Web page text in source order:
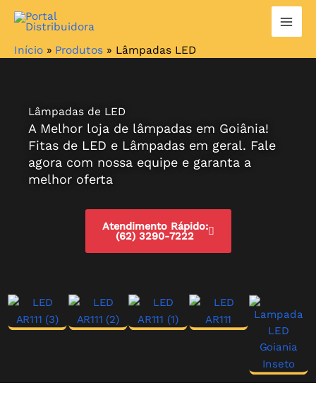
para
conteúdo
Início Produtos Lâmpadas LED
Lâmpadas de LED
A Melhor loja de lâmpadas em Goiânia!
Fitas de LED e Lâmpadas em geral. Fale
agora com nossa equipe e garanta a
melhor oferta
Atendimento Rápido:
(62) 3290-7222